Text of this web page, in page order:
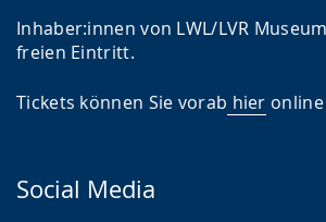
Inhaber:innen von LWL/LVR
freien Eintritt.
Tickets können Sie vorab hier
Social Media